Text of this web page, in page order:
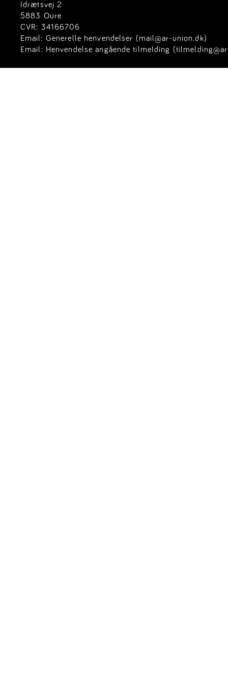
Idrætsvej 2
5883 Oure
CVR: 34166706
Email: Generelle henvendelser (mail@ar-union.dk)
Email: Henvendelse angående tilmelding